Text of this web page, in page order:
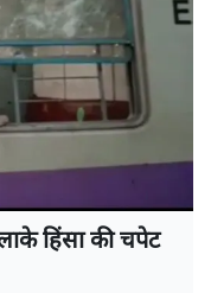
हिंसा की चपेट